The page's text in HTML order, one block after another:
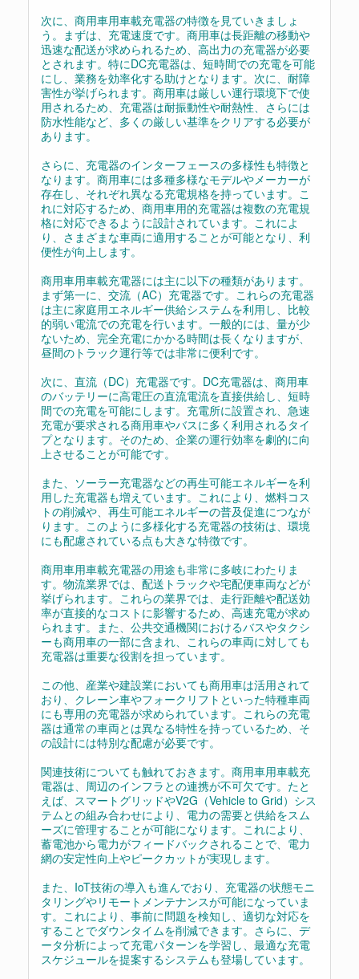
次に、商用車用車載充電器の特徴を見ていきましょ
う。まずは、充電速度です。商用車は長距離の移動や
迅速な配送が求められるため、高出力の充電器が必要
とされます。特にDC充電器は、短時間での充電を可能
にし、業務を効率化する助けとなります。次に、耐障
害性が挙げられます。商用車は厳しい運行環境下で使
用されるため、充電器は耐振動性や耐熱性、さらには
防水性能など、多くの厳しい基準をクリアする必要が
あります。
さらに、充電器のインターフェースの多様性も特徴と
なります。商用車には多種多様なモデルやメーカーが
存在し、それぞれ異なる充電規格を持っています。こ
れに対応するため、商用車用的充電器は複数の充電規
格に対応できるように設計されています。これによ
り、さまざまな車両に適用することが可能となり、利
便性が向上します。
商用車用車載充電器には主に以下の種類があります。
まず第一に、交流（AC）充電器です。これらの充電器
は主に家庭用エネルギー供給システムを利用し、比較
的弱い電流での充電を行います。一般的には、量が少
ないため、完全充電にかかる時間は長くなりますが、
昼間のトラック運行等では非常に便利です。
次に、直流（DC）充電器です。DC充電器は、商用車
のバッテリーに高電圧の直流電流を直接供給し、短時
間での充電を可能にします。充電所に設置され、急速
充電が要求される商用車やバスに多く利用されるタイ
プとなります。そのため、企業の運行効率を劇的に向
上させることが可能です。
また、ソーラー充電器などの再生可能エネルギーを利
用した充電器も増えています。これにより、燃料コス
トの削減や、再生可能エネルギーの普及促進につなが
ります。このように多様化する充電器の技術は、環境
にも配慮されている点も大きな特徴です。
商用車用車載充電器の用途も非常に多岐にわたりま
す。物流業界では、配送トラックや宅配便車両などが
挙げられます。これらの業界では、走行距離や配送効
率が直接的なコストに影響するため、高速充電が求め
られます。また、公共交通機関におけるバスやタクシ
ーも商用車の一部に含まれ、これらの車両に対しても
充電器は重要な役割を担っています。
この他、産業や建設業においても商用車は活用されて
おり、クレーン車やフォークリフトといった特種車両
にも専用の充電器が求められています。これらの充電
器は通常の車両とは異なる特性を持っているため、そ
の設計には特別な配慮が必要です。
関連技術についても触れておきます。商用車用車載充
電器は、周辺のインフラとの連携が不可欠です。たと
えば、スマートグリッドやV2G（Vehicle to Grid）シス
テムとの組み合わせにより、電力の需要と供給をスム
ーズに管理することが可能になります。これにより、
蓄電池から電力がフィードバックされることで、電力
網の安定性向上やピークカットが実現します。
また、IoT技術の導入も進んでおり、充電器の状態モニ
タリングやリモートメンテナンスが可能になっていま
す。これにより、事前に問題を検知し、適切な対応を
することでダウンタイムを削減できます。さらに、デ
ータ分析によって充電パターンを学習し、最適な充電
スケジュールを提案するシステムも登場しています。